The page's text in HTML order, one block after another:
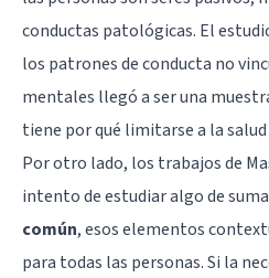
conductas patológicas. El
los patrones de conducta no
mentales llegó a ser una
tiene por qué limitarse a la
Por otro lado, los trabajos de
intento de estudiar algo de
común, esos elementos
para todas las personas. Si la